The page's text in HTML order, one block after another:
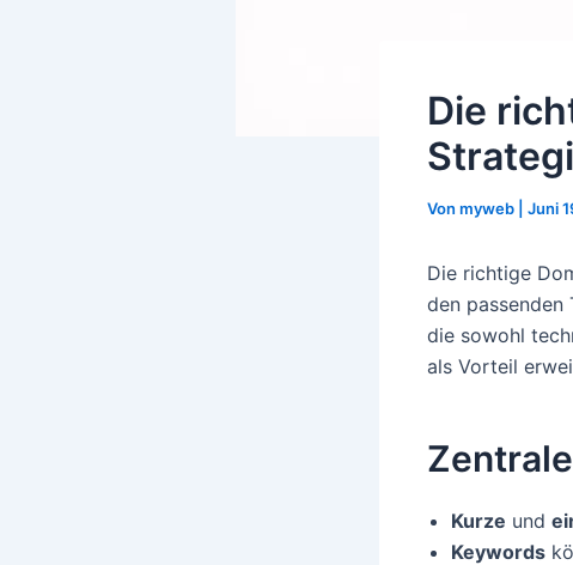
Die
Von myweb Juni
Die richtige
den passenden
die sowohl
als Vorteil
Kurze und
Keywords